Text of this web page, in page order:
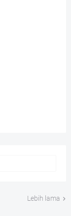
Lebih lama